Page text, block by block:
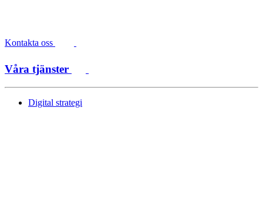
Kontakta oss
Våra tjänster
Digital strategi